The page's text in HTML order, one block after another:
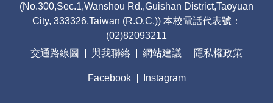
(No.300,Sec.1,Wanshou Rd.,Guishan District,Taoyuan
City, 333326,Taiwan (R.O.C.)) 本校電話代表號：
(02)82093211
交通路線圖
與我聯絡 網站建議 隱私權政策
Facebook Instagram